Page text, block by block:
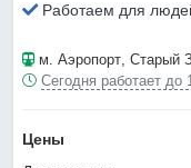
Работаем для
м. Аэропорт, Старый
Сегодня работает до
Цены